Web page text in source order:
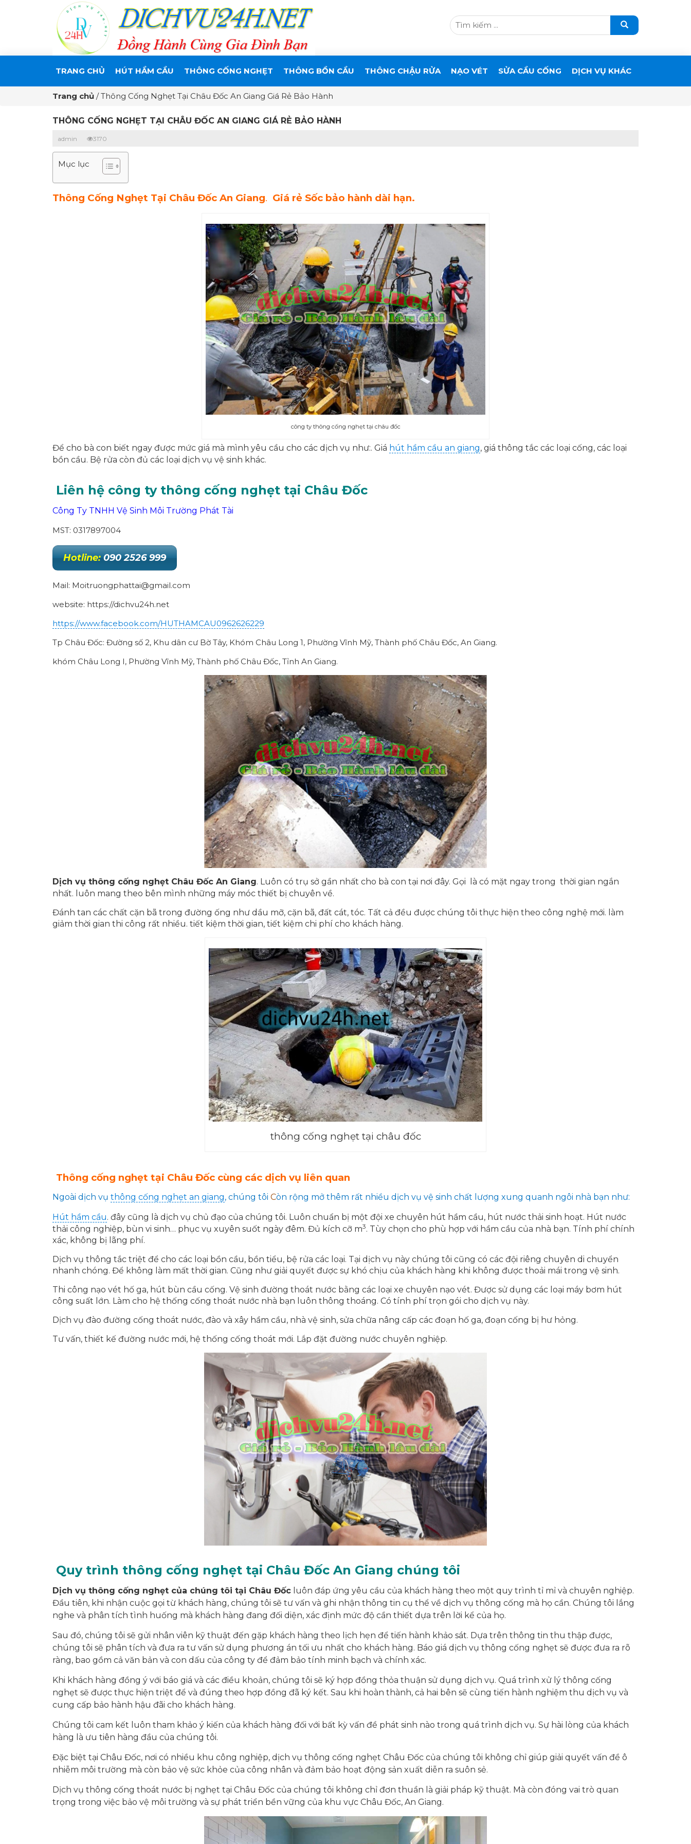
TRANG CHỦ HÚT HẦM CẦU THÔNG CỐNG NGHẸT THÔNG BỒN CẦU THÔNG CHẬU RỬA NẠO VÉT SỬA CẦU CỐNG DỊCH VỤ KHÁC
Trang chủ /Thông Cống Nghẹt Tại Châu Đốc An Giang Giá Rẻ Bảo Hành
THÔNG CỐNG NGHẸT TẠI CHÂU ĐỐC AN GIANG GIÁ RẺ BẢO HÀNH
admin 3170
Mục lục
Thông Cống Nghẹt Tại Châu Đốc An Giang. Giá rẻ Sốc bảo hành dài hạn.
công ty thông cống nghẹt tại châu đốc
Để cho bà con biết ngay được mức giá mà mình yêu cầu cho các dịch vụ như:. Giá hút hầm cầu an giang, giá thông tắc các loại cống, các loại
bồn cầu. Bệ rửa còn đủ các loại dịch vụ vệ sinh khác.
Liên hệ công ty thông cống nghẹt tại Châu Đốc
Công Ty TNHH Vệ Sinh Môi Trường Phát Tài
MST: 0317897004
Hotline:090 2526 999
Mail: Moitruongphattai@gmail.com
website: https://dichvu24h.net
https://www.facebook.com/HUTHAMCAU0962626229
Tp Châu Đốc: Đường số 2, Khu dân cư Bờ Tây, Khóm Châu Long 1, Phường Vĩnh Mỹ, Thành phố Châu Đốc, An Giang.
khóm Châu Long I, Phường Vĩnh Mỹ, Thành phố Châu Đốc, Tỉnh An Giang.
Dịch vụ thông cống nghẹt Châu Đốc An Giang. Luôn có trụ sở gần nhất cho bà con tại nơi đây. Gọi là có mặt ngay trong thời gian ngắn
nhất. luôn mang theo bên mình những máy móc thiết bị chuyên về.
Đánh tan các chất cặn bã trong đường ống như dầu mỡ, cặn bã, đất cát, tóc. Tất cả đều được chúng tôi thực hiện theo công nghệ mới. làm
giảm thời gian thi công rất nhiều. tiết kiệm thời gian, tiết kiệm chi phí cho khách hàng.
thông cống nghẹt tại châu đốc
Thông cống nghẹt tại Châu Đốc cùng các dịch vụ liên quan
Ngoài dịch vụ thông cống nghẹt an giang, chúng tôi Còn rộng mở thêm rất nhiều dịch vụ vệ sinh chất lượng xung quanh ngôi nhà bạn như:
Hút hầm cầu. đây cũng là dịch vụ chủ đạo của chúng tôi. Luôn chuẩn bị một đội xe chuyên hút hầm cầu, hút nước thải sinh hoạt. Hút nước
thải công nghiệp, bùn vi sinh… phục vụ xuyên suốt ngày đêm. Đủ kích cỡ m3. Tùy chọn cho phù hợp với hầm cầu của nhà bạn. Tính phí chính
xác, không bị lãng phí.
Dịch vụ thông tắc triệt để cho các loại bồn cầu, bồn tiểu, bệ rửa các loại. Tại dịch vụ này chúng tôi cũng có các đội riêng chuyên di chuyển
nhanh chóng. Để không làm mất thời gian. Cũng như giải quyết được sự khó chịu của khách hàng khi không được thoải mái trong vệ sinh.
Thi công nạo vét hố ga, hút bùn cầu cống. Vệ sinh đường thoát nước bằng các loại xe chuyên nạo vét. Được sử dụng các loại máy bơm hút
công suất lớn. Làm cho hệ thống cống thoát nước nhà bạn luôn thông thoáng. Có tính phí trọn gói cho dịch vụ này.
Dịch vụ đào đường cống thoát nước, đào và xây hầm cầu, nhà vệ sinh, sửa chữa nâng cấp các đoạn hố ga, đoạn cống bị hư hỏng.
Tư vấn, thiết kế đường nước mới, hệ thống cống thoát mới. Lắp đặt đường nước chuyên nghiệp.
Quy trình thông cống nghẹt tại Châu Đốc An Giang chúng tôi
Dịch vụ thông cống nghẹt của chúng tôi tại Châu Đốc luôn đáp ứng yêu cầu của khách hàng theo một quy trình tỉ mỉ và chuyên nghiệp.
Đầu tiên, khi nhận cuộc gọi từ khách hàng, chúng tôi sẽ tư vấn và ghi nhận thông tin cụ thể về dịch vụ thông cống mà họ cần. Chúng tôi lắng
nghe và phân tích tình huống mà khách hàng đang đối diện, xác định mức độ cần thiết dựa trên lời kể của họ.
Sau đó, chúng tôi sẽ gửi nhân viên kỹ thuật đến gặp khách hàng theo lịch hẹn để tiến hành khảo sát. Dựa trên thông tin thu thập được,
chúng tôi sẽ phân tích và đưa ra tư vấn sử dụng phương án tối ưu nhất cho khách hàng. Báo giá dịch vụ thông cống nghẹt sẽ được đưa ra rõ
ràng, bao gồm cả văn bản và con dấu của công ty để đảm bảo tính minh bạch và chính xác.
Khi khách hàng đồng ý với báo giá và các điều khoản, chúng tôi sẽ ký hợp đồng thỏa thuận sử dụng dịch vụ. Quá trình xử lý thông cống
nghẹt sẽ được thực hiện triệt để và đúng theo hợp đồng đã ký kết. Sau khi hoàn thành, cả hai bên sẽ cùng tiến hành nghiệm thu dịch vụ và
cung cấp bảo hành hậu đãi cho khách hàng.
Chúng tôi cam kết luôn tham khảo ý kiến của khách hàng đối với bất kỳ vấn đề phát sinh nào trong quá trình dịch vụ. Sự hài lòng của khách
hàng là ưu tiên hàng đầu của chúng tôi.
Đặc biệt tại Châu Đốc, nơi có nhiều khu công nghiệp, dịch vụ thông cống nghẹt Châu Đốc của chúng tôi không chỉ giúp giải quyết vấn đề ô
nhiễm môi trường mà còn bảo vệ sức khỏe của công nhân và đảm bảo hoạt động sản xuất diễn ra suôn sẻ.
Dịch vụ thông cống thoát nước bị nghẹt tại Châu Đốc của chúng tôi không chỉ đơn thuần là giải pháp kỹ thuật. Mà còn đóng vai trò quan
trọng trong việc bảo vệ môi trường và sự phát triển bền vững của khu vực Châu Đốc, An Giang.